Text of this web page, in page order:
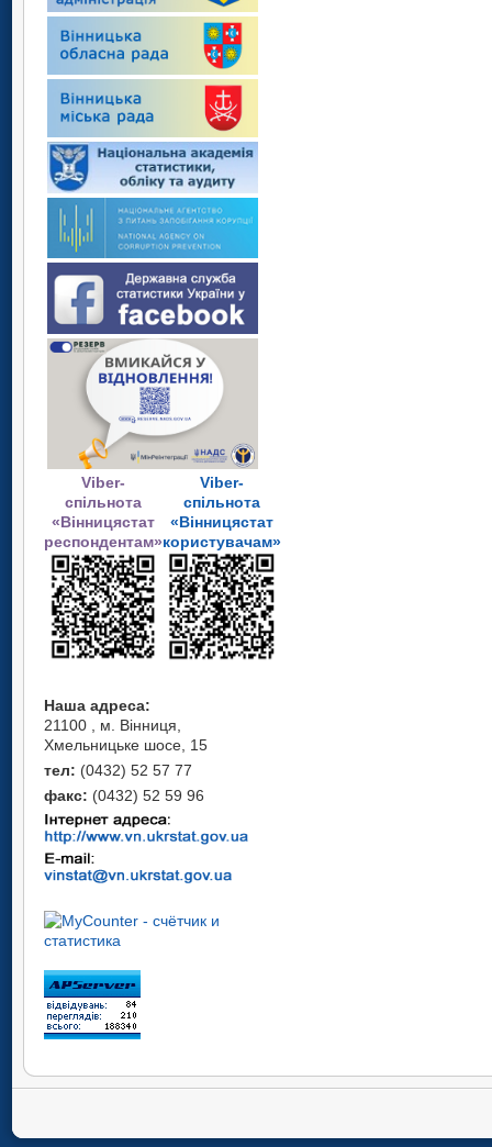
Viber-
спільнота
«Вінницястат
респондентам»
Viber-
спільнота
«Вінницястат
користувачам»
Наша адреса:
21100 , м. Вінниця,
Хмельницьке шосе, 15
тел: (0432) 52 57 77
факс: (0432) 52 59 96